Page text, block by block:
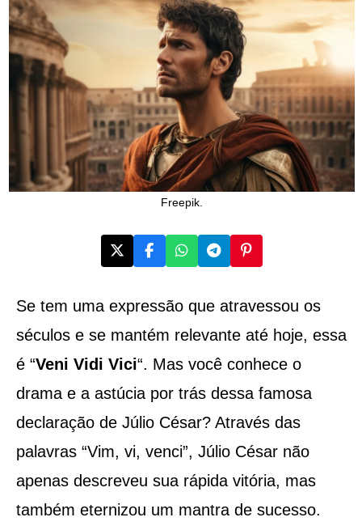
Freepik.
Se tem uma expressão que atravessou os
séculos e se mantém relevante até hoje, essa
é “Veni Vidi Vici“. Mas você conhece o
drama e a astúcia por trás dessa famosa
declaração de Júlio César? Através das
palavras “Vim, vi, venci”, Júlio César não
apenas descreveu sua rápida vitória, mas
também eternizou um mantra de sucesso.